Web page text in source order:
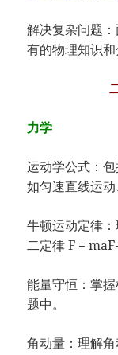
解决复杂问题
有的物理知识
力学
运动学公式：
如匀速直线运动
牛顿运动定律
二定律 F =
能量守恒：掌
题中。
角动量：理解角